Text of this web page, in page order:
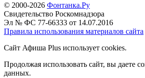
© 2000-2026 Фонтанка.Ру
Свидетельство Роскомнадзора
Эл № ФС 77-66333 от 14.07.2016
Правила использования материалов сайта
Сайт Афиша Plus использует cookies.
Продолжая использовать сайт, вы даете
данных.